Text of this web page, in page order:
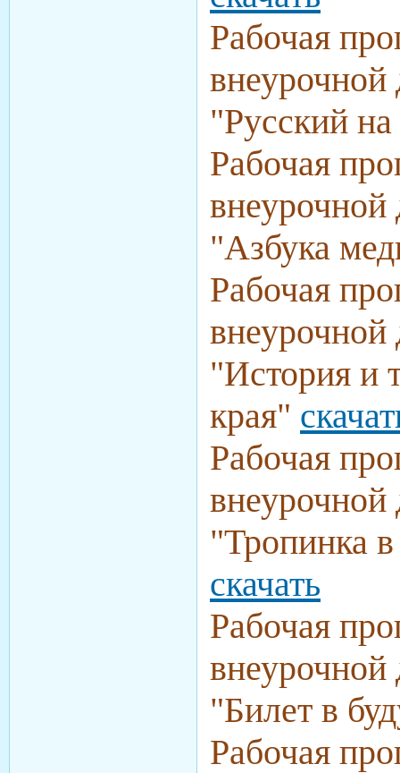
Рабочая
внеурочной
"Русский
Рабочая
внеурочной
"Азбука
Рабочая
внеурочной
"История и
края"
Рабочая
внеурочной
"Тропинка
скачать
Рабочая
внеурочной
"Билет в
Рабочая